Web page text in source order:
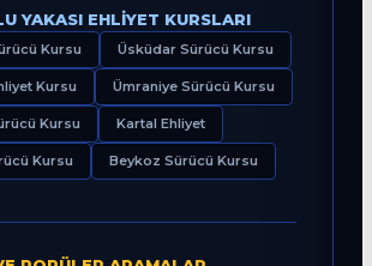
YAKASI EHLIYET KURSLARI
Kursu Üsküdar Sürücü Kursu
Kursu Ümraniye Sürücü Kursu
Kursu Kartal Ehliyet
Kursu Beykoz Sürücü Kursu